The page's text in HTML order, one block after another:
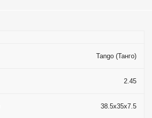
Tango (Танго)
2.45
38.5x35x7.5